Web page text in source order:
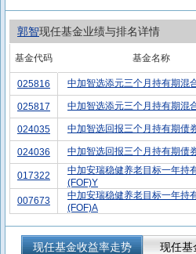
郭智现任基金业绩与排名详情
基金代码 基金名称
025816 中加智选添元三个月持有期混
025817 中加智选添元三个月持有期混
024035 中加智选回报三个月持有期债
024036 中加智选回报三个月持有期债
017322
中加安瑞稳健养老目标一年持
(FOF)Y
007673
中加安瑞稳健养老目标一年持
(FOF)A
现任基金收益率走势 现任基